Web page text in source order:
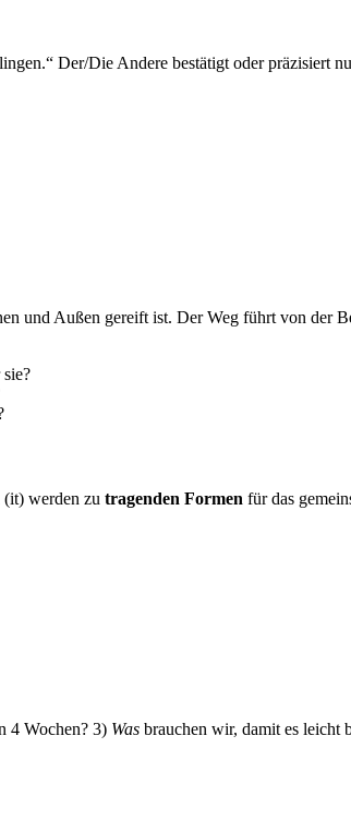
Der/Die Andere bestätigt oder präzisiert
und Außen gereift ist. Der Weg führt von
(it) werden zu tragenden Formen für das
4 Wochen? 3) Was brauchen wir, damit es leicht